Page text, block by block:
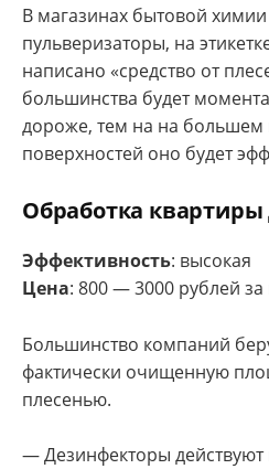
В магазинах бытовой
пульверизаторы, на
написано «средство от
большинства будет
дороже, тем на на большем
поверхностей оно будет
Обработка
Эффективность: высокая
Цена: 800 — 3000 рублей за
Большинство компаний
фактически очищенную
плесенью.
— Дезинфекторы действуют